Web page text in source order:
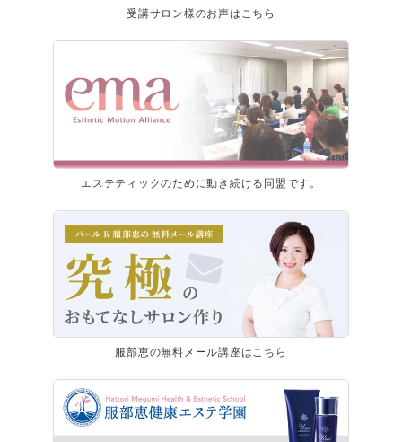
受講サロン様のお声はこちら
エステティックのために動き続ける同盟です。
服部恵の無料メール講座はこちら